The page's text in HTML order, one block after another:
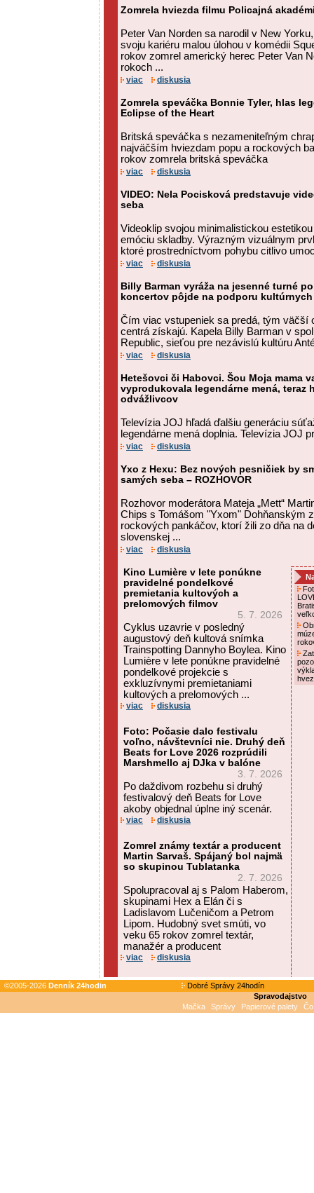
Zomrela hviezda filmu Policajná
Peter Van Norden sa narodil v New
svoju kariéru malou úlohou v komédii
rokov zomrel americký herec Peter Van
rokoch ...
viac diskusia
Zomrela speváčka Bonnie Tyler, hlas
Eclipse of the Heart
Britská speváčka s nezameniteľným
najväčším hviezdam popu a rockových
rokov zomrela britská speváčka
viac diskusia
VIDEO: Nela Pocisková predstavuje
seba
Videoklip svojou minimalistickou
emóciu skladby. Výrazným vizuálnym
ktoré prostredníctvom pohybu citlivo
viac diskusia
Billy Barman vyráža na jesenné turné
koncertov pôjde na podporu
Čím viac vstupeniek sa predá, tým väčší
centrá získajú. Kapela Billy Barman v
Republic, sieťou pre nezávislú kultúru
viac diskusia
Hetešovci či Habovci. Šou Moja mama
vyprodukovala legendárne mená, teraz
odvážlivcov
Televízia JOJ hľadá ďalšiu generáciu
legendárne mená doplnia. Televízia JOJ
viac diskusia
Yxo z Hexu: Bez nových pesničiek by
samých seba – ROZHOVOR
Rozhovor moderátora Mateja „Mett“
Chips s Tomášom "Yxom" Dohňanským
rockových pankáčov, ktorí žili zo dňa na
slovenskej ...
viac diskusia
Kino Lumière v lete ponúkne
pravidelné pondelkové
premietania kultových a
prelomových filmov
5. 7. 2026
Cyklus uzavrie v posledný
augustový deň kultová snímka
Trainspotting Dannyho Boylea. Kino
Lumière v lete ponúkne pravidelné
pondelkové projekcie s
exkluzívnymi premietaniami
kultových a prelomových ...
viac diskusia
Foto: Počasie dalo festivalu
voľno, návštevníci nie. Druhý deň
Beats for Love 2026 rozprúdili
Marshmello aj DJka v balóne
3. 7. 2026
Po daždivom rozbehu si druhý
festivalový deň Beats for Love
akoby objednal úplne iný scenár.
viac diskusia
Zomrel známy textár a producent
Martin Sarvaš. Spájaný bol najmä
so skupinou Tublatanka
2. 7. 2026
Spolupracoval aj s Palom Haberom,
skupinami Hex a Elán či s
Ladislavom Lučeničom a Petrom
Lipom. Hudobný svet smúti, vo
veku 65 rokov zomrel textár,
manažér a producent
viac diskusia
©2005-2026 Denník 24hodin
Dobré Správy 24hodín
Spravodajstvo
Mačka
Správy Papierové palety